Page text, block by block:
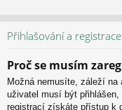
Přihlašování a registrace
Proč se musím
Možná nemusíte, záleží
uživatel musí být
registrací získáte přístup k